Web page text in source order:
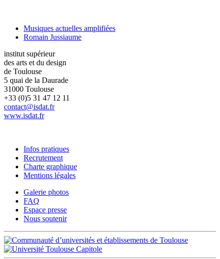
Musiques actuelles amplifiées
Romain Jussiaume
institut supérieur
des arts et du design
de Toulouse
5 quai de la Daurade
31000 Toulouse
+33 (0)5 31 47 12 11
contact@isdat.fr
www.isdat.fr
Infos pratiques
Recrutement
Charte graphique
Mentions légales
Galerie photos
FAQ
Espace presse
Nous soutenir